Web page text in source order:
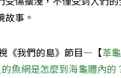
故事。
《我們的島》節目—【革
魚網是怎麼到海龜體內的